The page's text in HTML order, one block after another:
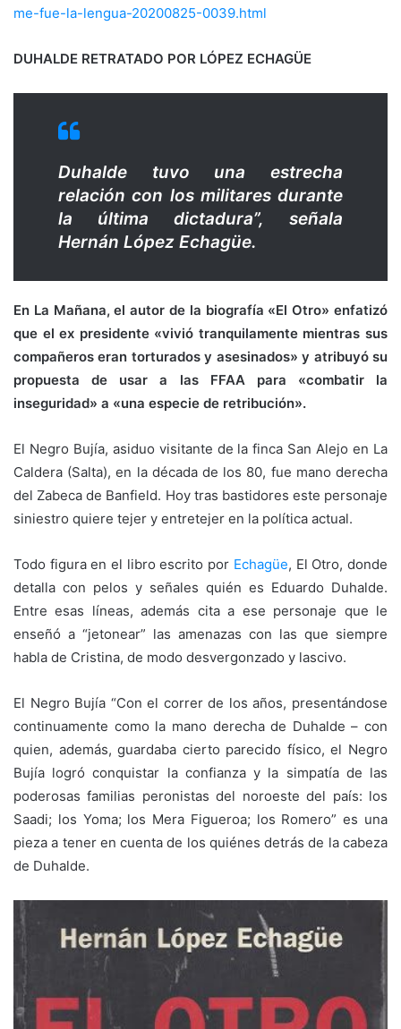
me-fue-la-lengua-20200825-0039.html
DUHALDE RETRATADO POR LÓPEZ ECHAGÜE
Duhalde tuvo una estrecha
relación con los militares durante
la última dictadura”, señala
Hernán López Echagüe.
En La Mañana, el autor de la biografía «El Otro» enfatizó
que el ex presidente «vivió tranquilamente mientras sus
compañeros eran torturados y asesinados» y atribuyó su
propuesta de usar a las FFAA para «combatir la
inseguridad» a «una especie de retribución».
El Negro Bujía, asiduo visitante de la finca San Alejo en La
Caldera (Salta), en la década de los 80, fue mano derecha
del Zabeca de Banfield. Hoy tras bastidores este personaje
siniestro quiere tejer y entretejer en la política actual.
Todo figura en el libro escrito por Echagüe, El Otro, donde
detalla con pelos y señales quién es Eduardo Duhalde.
Entre esas líneas, además cita a ese personaje que le
enseñó a “jetonear” las amenazas con las que siempre
habla de Cristina, de modo desvergonzado y lascivo.
El Negro Bujía “Con el correr de los años, presentándose
continuamente como la mano derecha de Duhalde – con
quien, además, guardaba cierto parecido físico, el Negro
Bujía logró conquistar la confianza y la simpatía de las
poderosas familias peronistas del noroeste del país: los
Saadi; los Yoma; los Mera Figueroa; los Romero” es una
pieza a tener en cuenta de los quiénes detrás de la cabeza
de Duhalde.